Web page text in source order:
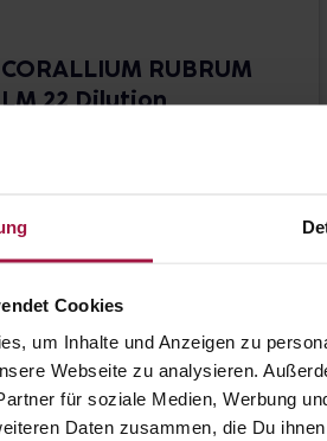
Cookies
um Inhalte und Anzeigen zu
Webseite zu analysieren.
für soziale Medien, Werbung
Daten zusammen, die Du
CORALLIUM RUBRUM
LM 22 Dilution
17,66